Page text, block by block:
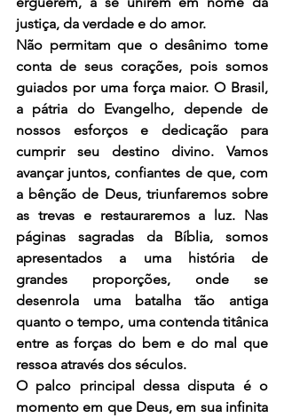
justiça, da verdade e do amor.
Não permitam que o desânimo tome
conta de seus corações, pois somos
guiados por uma força maior. O Brasil,
a pátria do Evangelho, depende de
nossos esforços e dedicação para
cumprir seu destino divino. Vamos
avançar juntos, confiantes de que, com
a bênção de Deus, triunfaremos sobre
as trevas e restauraremos a luz. Nas
páginas sagradas da Bíblia, somos
apresentados a uma história de
grandes proporções, onde se
desenrola uma batalha tão antiga
quanto o tempo, uma contenda titânica
entre as forças do bem e do mal que
ressoa através dos séculos.
O palco principal dessa disputa é o
momento em que Deus, em sua infinita